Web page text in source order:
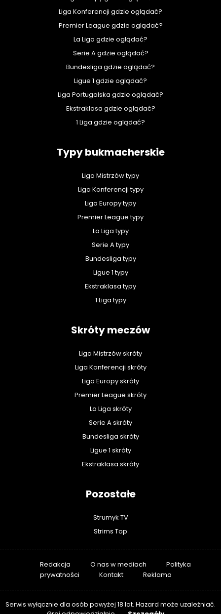
Liga Konferencji gdzie oglądać?
Premier League gdzie oglądać?
La Liga gdzie oglądać?
Serie A gdzie oglądać?
Bundesliga gdzie oglądać?
Ligue 1 gdzie oglądać?
Liga Portugalska gdzie oglądać?
Ekstraklasa gdzie oglądać?
1 Liga gdzie oglądać?
Typy bukmacherskie
Liga Mistrzów typy
Liga Konferencji typy
Liga Europy typy
Premier League typy
La Liga typy
Serie A typy
Bundesliga typy
Ligue 1 typy
Ekstraklasa typy
1 Liga typy
Skróty meczów
Liga Mistrzów skróty
Liga Konferencji skróty
Liga Europy skróty
Premier League skróty
La Liga skróty
Serie A skróty
Bundesliga skróty
Ligue 1 skróty
Ekstraklasa skróty
Pozostałe
Strumyk TV
Strims Top
Redakcja O nas w mediach
Polityka
prywatności
Kontakt Reklama
Serwis wyłącznie dla osób powyżej 18 lat. Hazard może uzależniać.